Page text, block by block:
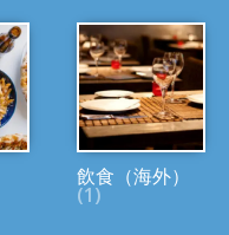
飲食（海外）
(1)